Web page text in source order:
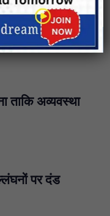
के उपाय
ताकि अव्यवस्था
पर दंड